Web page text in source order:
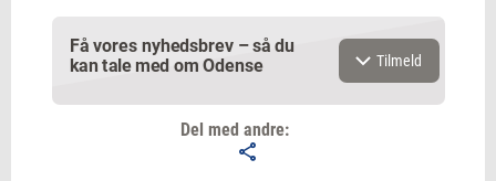
Få vores nyhedsbrev – så du
kan tale med om Odense
Tilmeld
Del med andre: